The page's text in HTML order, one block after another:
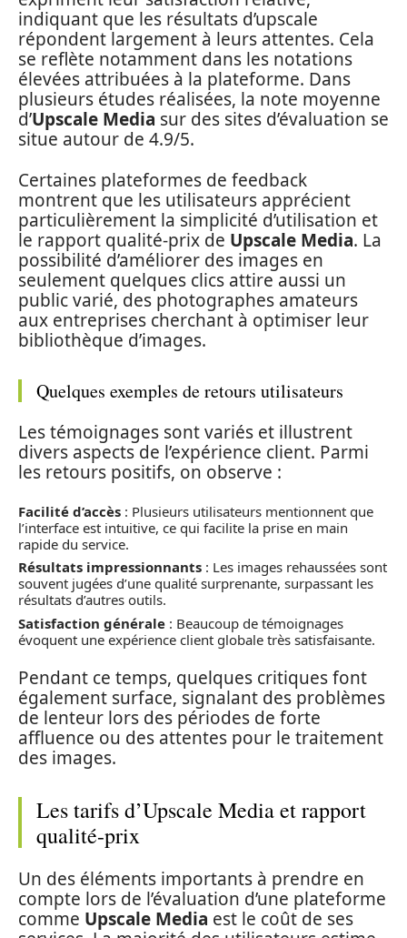
indiquant que les résultats d’upscale
répondent largement à leurs attentes. Cela
se reflète notamment dans les notations
élevées attribuées à la plateforme. Dans
plusieurs études réalisées, la note moyenne
d’Upscale Media sur des sites d’évaluation se
situe autour de 4.9/5.
Certaines plateformes de feedback
montrent que les utilisateurs apprécient
particulièrement la simplicité d’utilisation et
le rapport qualité-prix de Upscale Media. La
possibilité d’améliorer des images en
seulement quelques clics attire aussi un
public varié, des photographes amateurs
aux entreprises cherchant à optimiser leur
bibliothèque d’images.
Quelques exemples de retours utilisateurs
Les témoignages sont variés et illustrent
divers aspects de l’expérience client. Parmi
les retours positifs, on observe :
Facilité d’accès : Plusieurs utilisateurs mentionnent que
l’interface est intuitive, ce qui facilite la prise en main
rapide du service.
Résultats impressionnants : Les images rehaussées sont
souvent jugées d’une qualité surprenante, surpassant les
résultats d’autres outils.
Satisfaction générale : Beaucoup de témoignages
évoquent une expérience client globale très satisfaisante.
Pendant ce temps, quelques critiques font
également surface, signalant des problèmes
de lenteur lors des périodes de forte
affluence ou des attentes pour le traitement
des images.
Les tarifs d’Upscale Media et rapport
qualité-prix
Un des éléments importants à prendre en
compte lors de l’évaluation d’une plateforme
comme Upscale Media est le coût de ses